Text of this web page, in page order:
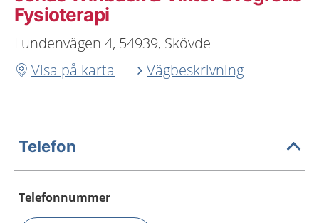
Fysioterapi
Lundenvägen 4, 54939, Skövde
Visa på karta
Vägbeskrivning
Telefon
Telefonnummer